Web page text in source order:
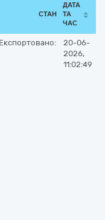
СТАН
ДАТА
ТА
ЧАС
Експортовано:
20-06-
2026,
11:02:49